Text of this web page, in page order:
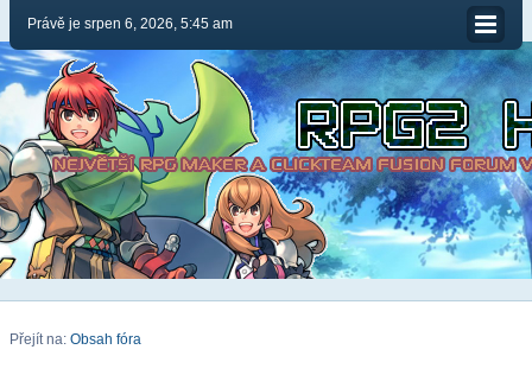
Právě je srpen 6, 2026, 5:45 am
Přejít na: Obsah fóra